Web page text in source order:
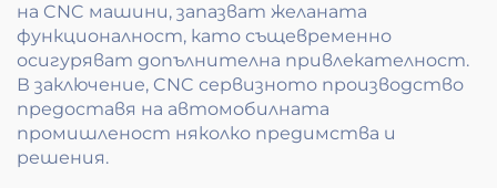
на CNC машини, запазват желаната
функционалност, като същевременно
осигуряват допълнителна привлекателност.
В заключение, CNC сервизното производство
предоставя на автомобилната
промишленост няколко предимства и
решения.